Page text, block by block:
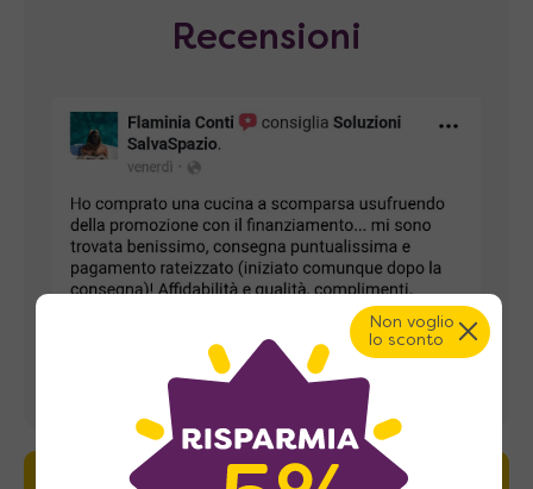
Recensioni
Non voglio
lo sconto